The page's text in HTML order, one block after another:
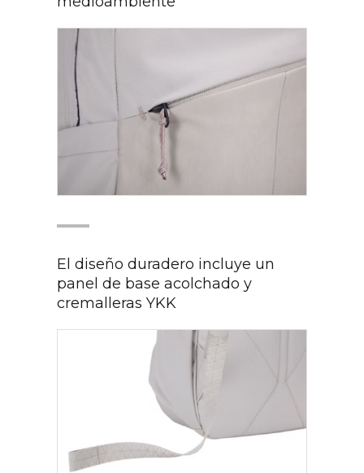
El diseño duradero incluye un
panel de base acolchado y
cremalleras YKK